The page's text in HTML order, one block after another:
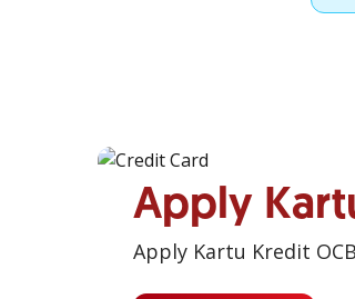
Apply
Apply Kartu Kredit